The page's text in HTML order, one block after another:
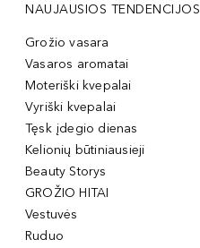
NAUJAUSIOS TENDENCIJOS
Grožio vasara
Vasaros aromatai
Moteriški kvepalai
Vyriški kvepalai
Tęsk įdegio dienas
Kelionių būtiniausieji
Beauty Storys
GROŽIO HITAI
Vestuvės
Ruduo